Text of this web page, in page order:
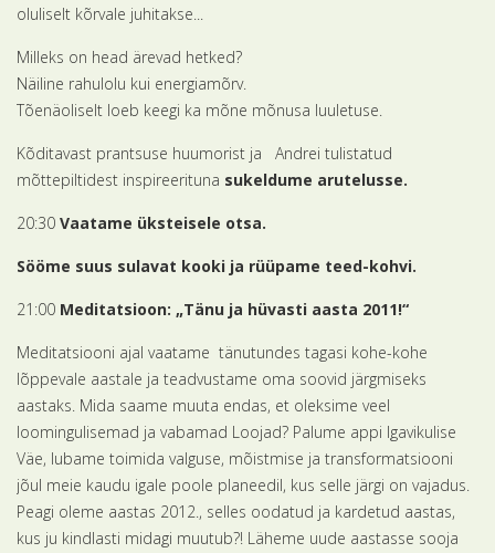
oluliselt kõrvale juhitakse...
Milleks on head ärevad hetked?
Näiline rahulolu kui energiamõrv.
Tõenäoliselt loeb keegi ka mõne mõnusa luuletuse.
Kõditavast prantsuse huumorist ja Andrei tulistatud
mõttepiltidest inspireerituna sukeldume arutelusse.
20:30 Vaatame üksteisele otsa.
Sööme suus sulavat kooki ja rüüpame teed-kohvi.
21:00 Meditatsioon: „Tänu ja hüvasti aasta 2011!“
Meditatsiooni ajal vaatame tänutundes tagasi kohe-kohe
lõppevale aastale ja teadvustame oma soovid järgmiseks
aastaks. Mida saame muuta endas, et oleksime veel
loomingulisemad ja vabamad Loojad? Palume appi Igavikulise
Väe, lubame toimida valguse, mõistmise ja transformatsiooni
jõul meie kaudu igale poole planeedil, kus selle järgi on vajadus.
Peagi oleme aastas 2012., selles oodatud ja kardetud aastas,
kus ju kindlasti midagi muutub?! Läheme uude aastasse sooja